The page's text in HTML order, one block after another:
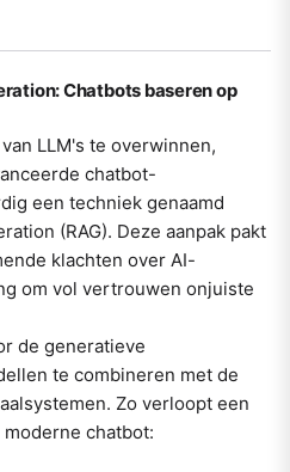
Chatbots baseren op
LLM's te overwinnen,
chatbot-
een techniek genaamd
(RAG). Deze aanpak pakt
klachten over AI-
om vol vertrouwen onjuiste
de generatieve
te combineren met de
Zo verloopt een
chatbot: